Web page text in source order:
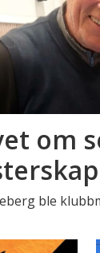
om
ble